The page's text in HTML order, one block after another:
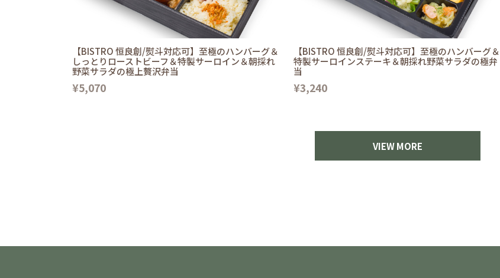
【BISTRO 恒良創/熨斗対応可】至極のハンバーグ＆
しっとりローストビーフ＆特製サーロイン＆朝採れ
野菜サラダの極上贅沢弁当
¥5,070
【BISTRO 恒良創/熨斗対応可】至極のハンバーグ＆
特製サーロインステーキ＆朝採れ野菜サラダの極弁
当
¥3,240
VIEW MORE